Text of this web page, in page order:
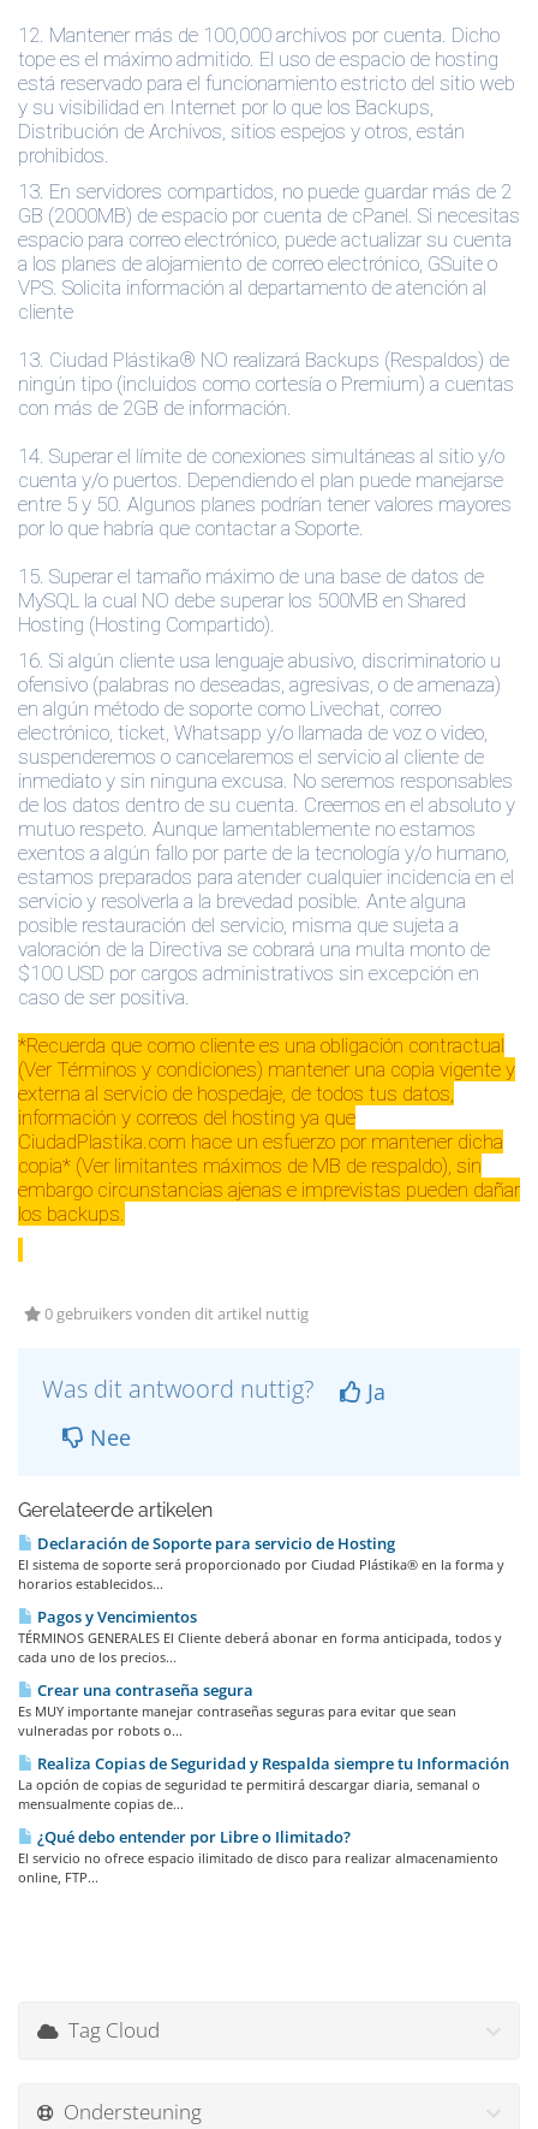
12. Mantener más de 100,000 archivos por cuenta. Dicho
tope es el máximo admitido. El uso de espacio de hosting
está reservado para el funcionamiento estricto del sitio web
y su visibilidad en Internet por lo que los Backups,
Distribución de Archivos, sitios espejos y otros, están
prohibidos.
13. En servidores compartidos, no puede guardar más de 2
GB (2000MB) de espacio por cuenta de cPanel. Si necesitas
espacio para correo electrónico, puede actualizar su cuenta
a los planes de alojamiento de correo electrónico, GSuite o
VPS. Solicita información al departamento de atención al
cliente
13. Ciudad Plástika® NO realizará Backups (Respaldos) de
ningún tipo (incluidos como cortesía o Premium) a cuentas
con más de 2GB de información.
14. Superar el límite de conexiones simultáneas al sitio y/o
cuenta y/o puertos. Dependiendo el plan puede manejarse
entre 5 y 50. Algunos planes podrían tener valores mayores
por lo que habría que contactar a Soporte.
15. Superar el tamaño máximo de una base de datos de
MySQL la cual NO debe superar los 500MB en Shared
Hosting (Hosting Compartido).
16. Si algún cliente usa lenguaje abusivo, discriminatorio u
ofensivo (palabras no deseadas, agresivas, o de amenaza)
en algún método de soporte como Livechat, correo
electrónico, ticket, Whatsapp y/o llamada de voz o video,
suspenderemos o cancelaremos el servicio al cliente de
inmediato y sin ninguna excusa. No seremos responsables
de los datos dentro de su cuenta. Creemos en el absoluto y
mutuo respeto. Aunque lamentablemente no estamos
exentos a algún fallo por parte de la tecnología y/o humano,
estamos preparados para atender cualquier incidencia en el
servicio y resolverla a la brevedad posible. Ante alguna
posible restauración del servicio, misma que sujeta a
valoración de la Directiva se cobrará una multa monto de
$100 USD por cargos administrativos sin excepción en
caso de ser positiva.
*Recuerda que como cliente es una obligación contractual
(Ver Términos y condiciones) mantener una copia vigente y
externa al servicio de hospedaje, de todos tus datos,
información y correos del hosting ya que
CiudadPlastika.com hace un esfuerzo por mantener dicha
copia* (Ver limitantes máximos de MB de respaldo), sin
embargo circunstancias ajenas e imprevistas pueden dañar
los backups.
0 gebruikers vonden dit artikel nuttig
Was dit antwoord nuttig?
Ja
Nee
Gerelateerde artikelen
Declaración de Soporte para servicio de Hosting
El sistema de soporte será proporcionado por Ciudad Plástika® en la forma y
horarios establecidos...
Pagos y Vencimientos
TÉRMINOS GENERALES El Cliente deberá abonar en forma anticipada, todos y
cada uno de los precios...
Crear una contraseña segura
Es MUY importante manejar contraseñas seguras para evitar que sean
vulneradas por robots o...
Realiza Copias de Seguridad y Respalda siempre tu Información
La opción de copias de seguridad te permitirá descargar diaria, semanal o
mensualmente copias de...
¿Qué debo entender por Libre o Ilimitado?
El servicio no ofrece espacio ilimitado de disco para realizar almacenamiento
online, FTP...
Tag Cloud
Ondersteuning